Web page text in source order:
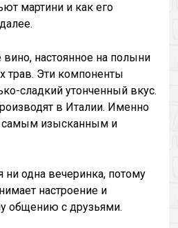
мартини и как его
настоянное на полыни
трав. Эти компоненты
сладкий утонченный вкус.
в Италии. Именно
самым изысканным и
ни одна вечеринка, потому
настроение и
общению с друзьями.